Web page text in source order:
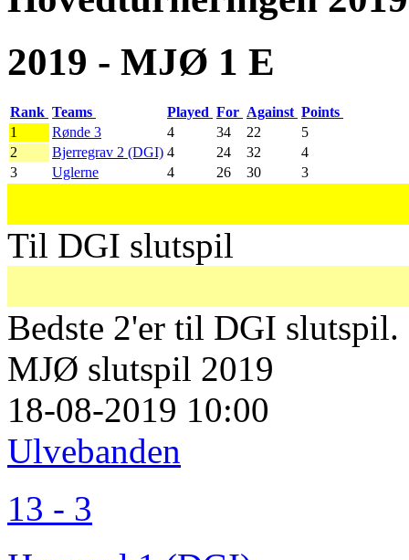
2019 - MJØ 1 E
Rank Teams Played For Against Points
1
Rønde 3 4 34 22
5
2
Bjerregrav 2 (DGI) 4 24 32
4
3
Uglerne 4 26 30 3
Til DGI slutspil
Bedste 2'er til DGI slutspil.
MJØ slutspil 2019
18-08-2019 10:00
Ulvebanden
13 - 3